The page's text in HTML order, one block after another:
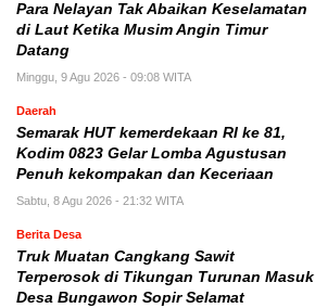
Para Nelayan Tak Abaikan Keselamatan
di Laut Ketika Musim Angin Timur
Datang
Minggu, 9 Agu 2026 - 09:08 WITA
Daerah
Semarak HUT kemerdekaan RI ke 81,
Kodim 0823 Gelar Lomba Agustusan
Penuh kekompakan dan Keceriaan
Sabtu, 8 Agu 2026 - 21:32 WITA
Berita Desa
Truk Muatan Cangkang Sawit
Terperosok di Tikungan Turunan Masuk
Desa Bungawon Sopir Selamat